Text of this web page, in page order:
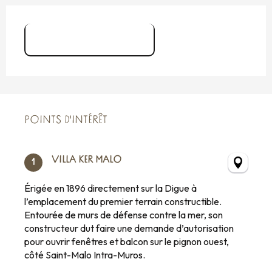
POINTS D'INTÉRÊT
1 VILLA KER MALO
Érigée en 1896 directement sur la Digue à
l’emplacement du premier terrain constructible.
Entourée de murs de défense contre la mer, son
constructeur dut faire une demande d’autorisation
pour ouvrir fenêtres et balcon sur le pignon ouest,
côté Saint-Malo Intra-Muros.